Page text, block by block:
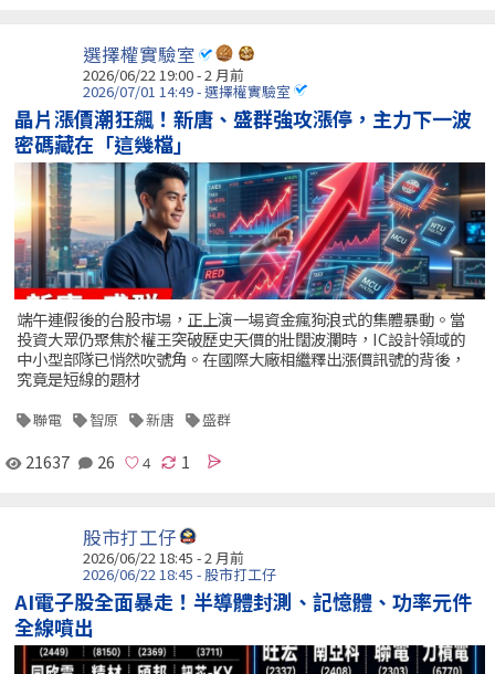
選擇權實驗室
2026/06/22 19:00 - 2 月前
2026/07/01 14:49 - 選擇權實驗室
晶片漲價潮狂飆！新唐、盛群強攻漲停，主力下一波
密碼藏在「這幾檔」
端午連假後的台股市場，正上演一場資金瘋狗浪式的集體暴動。當
投資大眾仍聚焦於權王突破歷史天價的壯闊波瀾時，IC設計領域的
中小型部隊已悄然吹號角。在國際大廠相繼釋出漲價訊號的背後，
究竟是短線的題材
聯電 智原 新唐 盛群
21637 26 1
股市打工仔
2026/06/22 18:45 - 2 月前
2026/06/22 18:45 - 股市打工仔
AI電子股全面暴走！半導體封測、記憶體、功率元件
全線噴出